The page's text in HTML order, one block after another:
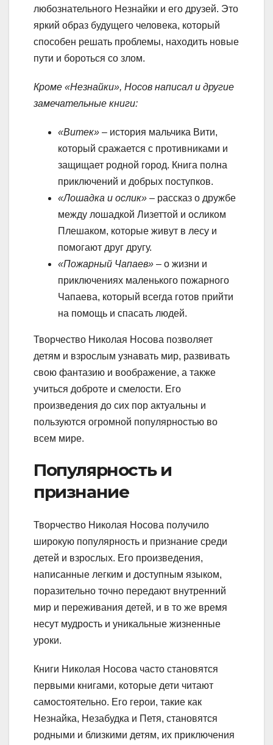
любознательного Незнайки и его друзей. Это
яркий образ будущего человека, который
способен решать проблемы, находить новые
пути и бороться со злом.
Кроме «Незнайки», Носов написал и другие
замечательные книги:
«Витек» – история мальчика Вити,
который сражается с противниками и
защищает родной город. Книга полна
приключений и добрых поступков.
«Лошадка и ослик» – рассказ о дружбе
между лошадкой Лизеттой и осликом
Плешаком, которые живут в лесу и
помогают друг другу.
«Пожарный Чапаев» – о жизни и
приключениях маленького пожарного
Чапаева, который всегда готов прийти
на помощь и спасать людей.
Творчество Николая Носова позволяет
детям и взрослым узнавать мир, развивать
свою фантазию и воображение, а также
учиться доброте и смелости. Его
произведения до сих пор актуальны и
пользуются огромной популярностью во
всем мире.
Популярность и
признание
Творчество Николая Носова получило
широкую популярность и признание среди
детей и взрослых. Его произведения,
написанные легким и доступным языком,
поразительно точно передают внутренний
мир и переживания детей, и в то же время
несут мудрость и уникальные жизненные
уроки.
Книги Николая Носова часто становятся
первыми книгами, которые дети читают
самостоятельно. Его герои, такие как
Незнайка, Незабудка и Петя, становятся
родными и близкими детям, их приключения